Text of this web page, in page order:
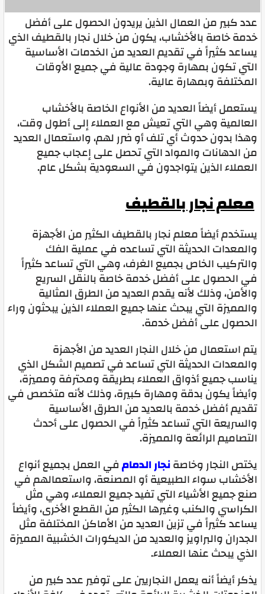
عدد كبير من العمال الذين يريدون الحصول على أفضل
خدمة خاصة بالأخشاب، يكون من خلال نجار بالقطيف الذي
يساعد كثيراً في تقديم العديد من الخدمات الأساسية
التي تكون بمهارة وجودة عالية في جميع الأوقات
المختلفة وبمهارة عالية.
يستعمل أيضاً العديد من الأنواع الخاصة بالأخشاب
العالمية وهي التي تعيش مع العملاء إلى أطول وقت،
وهذا بدون حدوث أي تلف أو ضرر لهم، واستعمال العديد
من الدهانات والمواد التي تحصل على إعجاب جميع
العملاء الذين يتواجدون في السعودية بشكل عام.
معلم نجار بالقطيف
يستخدم أيضاً معلم نجار بالقطيف الكثير من الأجهزة
والمعدات الحديثة التي تساعده في عملية الفك
والتركيب الخاص بجميع الغرف، وهي التي تساعد كثيراً
في الحصول على أفضل خدمة خاصة بالنقل السريع
والأمن، وذلك لأنه يقدم العديد من الطرق المثالية
والمميزة التي يبحث عنها جميع العملاء الذين يبحثون وراء
الحصول على أفضل خدمة.
يتم استعمال من خلال النجار العديد من الأجهزة
والمعدات الحديثة التي تساعد في تصميم الشكل الذي
يناسب جميع أذواق العملاء بطريقة ومحترفة ومميزة،
وأيضاً يكون بدقة ومهارة كبيرة، وذلك لأنه متخصص في
تقديم أفضل خدمة بالعديد من الطرق الأساسية
والسريعة التي تساعد كثيراً في الحصول على أحدث
التصاميم الرائعة والمميزة.
يختص النجار وخاصةنجار الدمامفي العمل بجميع أنواع
الأخشاب سواء الطبيعية أو المصنعة، واستعمالهم في
صنع جميع الأشياء التي تفيد جميع العملاء، وهي مثل
الكراسي والكنب وغيرها الكثير من القطع الأخرى، وأيضاً
يساعد كثيراً في تزين العديد من الأماكن المختلفة مثل
الجدران والبراويز والعديد من الديكورات الخشبية المميزة
الذي يبحث عنها العملاء.
يذكر أيضاً أنه يعمل النجاريين على توفير عدد كبير من